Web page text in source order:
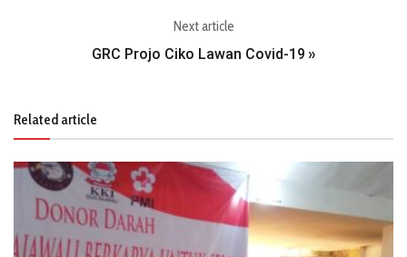
Next article
GRC Projo Ciko Lawan Covid-19 »
Related article